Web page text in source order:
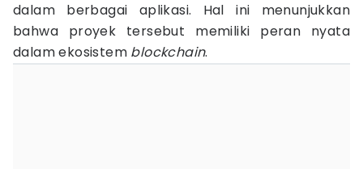
dalam berbagai aplikasi. Hal ini menunjukkan
bahwa proyek tersebut memiliki peran nyata
dalam ekosistem blockchain.